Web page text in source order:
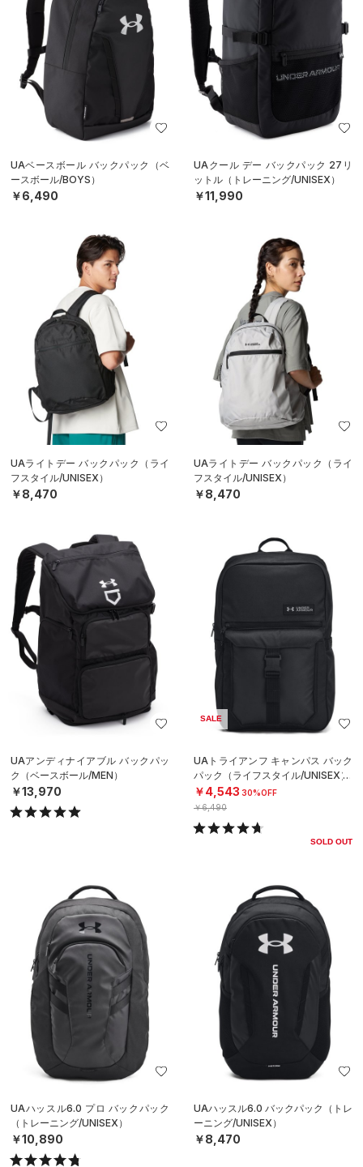
UAベースボール バックパック（ベ
ースボール/BOYS）
￥6,490
UAクール デー バックパック 27リ
ットル（トレーニング/UNISEX）
￥11,990
UAライトデー バックパック（ライ
フスタイル/UNISEX）
￥8,470
UAライトデー バックパック（ライ
フスタイル/UNISEX）
￥8,470
UAアンディナイアブル バックパッ
ク（ベースボール/MEN）
￥13,970
SALE
UAトライアンフ キャンパス バック
パック（ライフスタイル/UNISEX）
￥4,543 30%OFF
￥6,490
SOLD OUT
UAハッスル6.0 プロ バックパック
（トレーニング/UNISEX）
￥10,890
UAハッスル6.0 バックパック（トレ
ーニング/UNISEX）
￥8,470